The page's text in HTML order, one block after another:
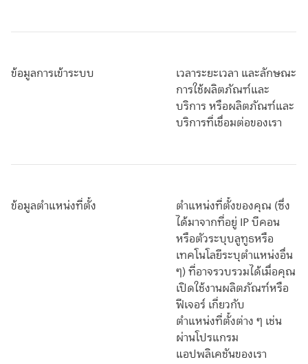
ข้อมูลการเข้าระบบ
เวลาระยะเวลา และลักษณะ
การใช้ผลิตภัณฑ์และ
บริการ หรือผลิตภัณฑ์และ
บริการที่เชื่อมต่อของเรา
ข้อมูลตำแหน่งที่ตั้ง
ตำแหน่งที่ตั้งของคุณ (ซึ่ง
ได้มาจากที่อยู่ IP บีคอน
หรือตัวระบุบลูทูธหรือ
เทคโนโลยีระบุตำแหน่งอื่น
ๆ) ที่อาจรวบรวมได้เมื่อคุณ
เปิดใช้งานผลิตภัณฑ์หรือ
ฟีเจอร์ เกี่ยวกับ
ตำแหน่งที่ตั้งต่าง ๆ เช่น
ผ่านโปรแกรม
แอปพลิเคชันของเรา